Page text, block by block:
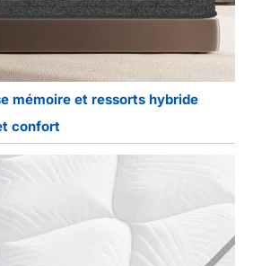
mémoire et ressorts hybride
confort